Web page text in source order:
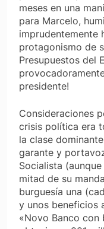
meses en una
para Marcelo,
imprudentemente
protagonismo de
Presupuestos del
presidente!
Consideraciones
crisis política era
la clase
garante y
Socialista
mitad de su
burguesía una
y unos beneficios
«Novo Banco con